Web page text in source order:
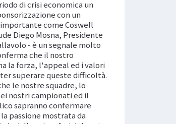
di crisi economica un
con un
come Coswell
Diego Mosna, Presidente
- è un segnale molto
che il nostro
la forza, l'appeal ed i valori
superare queste difficoltà.
le nostre squadre, lo
nostri campionati ed il
sapranno confermare
passione mostrata da